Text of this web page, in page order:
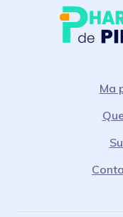
Ma